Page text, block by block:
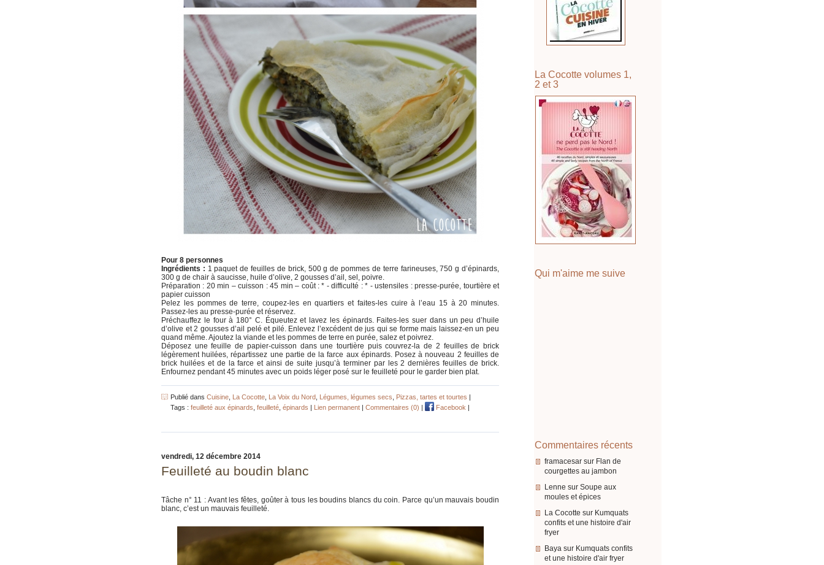
La Cocotte volumes 1,
2 et 3
Qui m'aime me suive
Commentaires récents
framacesar sur Flan de
courgettes au jambon
Lenne sur Soupe aux
moules et épices
La Cocotte sur Kumquats
confits et une histoire d'air
fryer
Baya sur Kumquats confits
et une histoire d'air fryer
Pour 8 personnes
Ingrédients : 1 paquet de feuilles de brick, 500 g de pommes de terre farineuses, 750 g d’épinards,
300 g de chair à saucisse, huile d’olive, 2 gousses d’ail, sel, poivre.
Préparation : 20 min – cuisson : 45 min – coût : * - difficulté : * - ustensiles : presse-purée, tourtière et
papier cuisson
Pelez les pommes de terre, coupez-les en quartiers et faites-les cuire à l’eau 15 à 20 minutes.
Passez-les au presse-purée et réservez.
Préchauffez le four à 180° C. Équeutez et lavez les épinards. Faites-les suer dans un peu d’huile
d’olive et 2 gousses d’ail pelé et pilé. Enlevez l’excédent de jus qui se forme mais laissez-en un peu
quand même. Ajoutez la viande et les pommes de terre en purée, salez et poivrez.
Déposez une feuille de papier-cuisson dans une tourtière puis couvrez-la de 2 feuilles de brick
légèrement huilées, répartissez une partie de la farce aux épinards. Posez à nouveau 2 feuilles de
brick huilées et de la farce et ainsi de suite jusqu’à terminer par les 2 dernières feuilles de brick.
Enfournez pendant 45 minutes avec un poids léger posé sur le feuilleté pour le garder bien plat.
Publié dans Cuisine La Cocotte La Voix du Nord Légumes, légumes secs Pizzas, tartes et tourtes |
Tags : feuilleté aux épinards feuilleté épinards | Lien permanent | Commentaires (0) | Facebook |
vendredi, 12 décembre 2014
Feuilleté au boudin blanc
Tâche n° 11 : Avant les fêtes, goûter à tous les boudins blancs du coin. Parce qu’un mauvais boudin
blanc, c’est un mauvais feuilleté.